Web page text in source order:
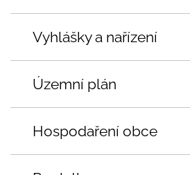
Vyhlášky a nařízení
Územní plán
Hospodaření obce